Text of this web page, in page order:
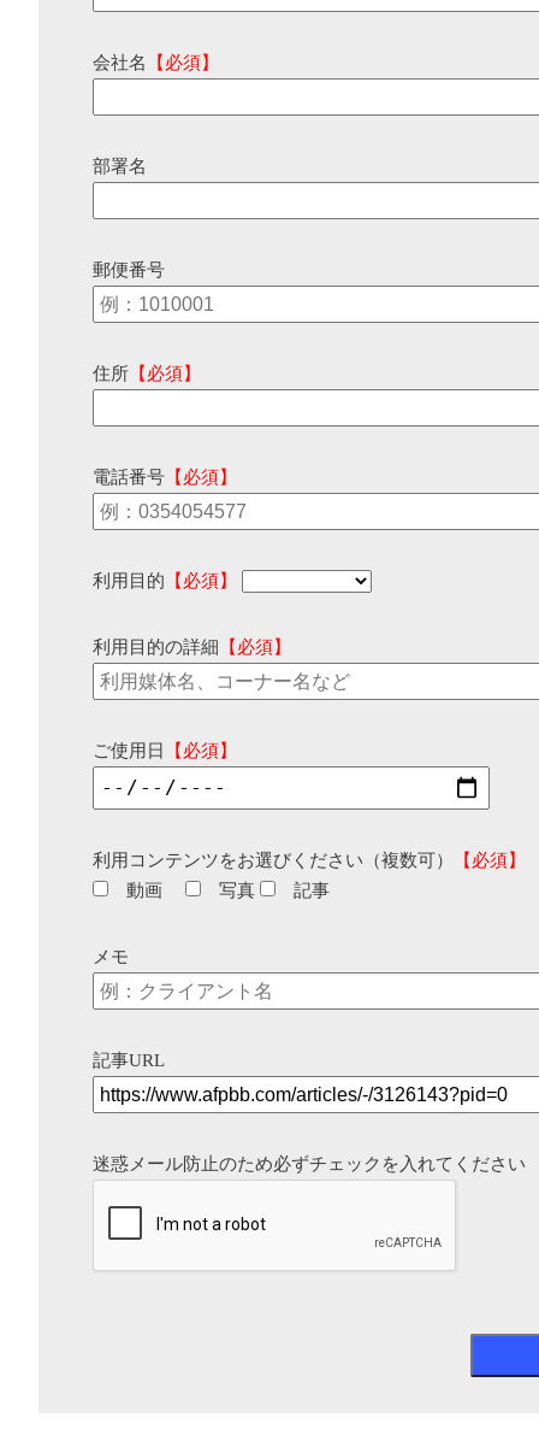
会社名 【必須】
部署名
郵便番号
住所 【必須】
電話番号 【必須】
利用目的 【必須】
利用目的の詳細 【必須】
ご使用日 【必須】
利用コンテンツをお選びください（複数可）
【必須】
動画
写真 記事
メモ
記事URL
迷惑メール防止のため必ずチェックを入れてください